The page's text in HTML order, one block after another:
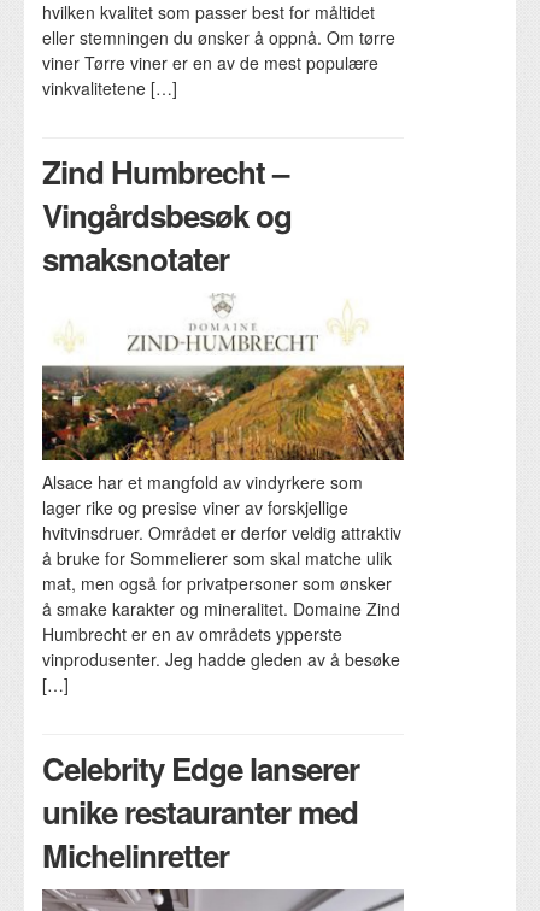
hvilken kvalitet som passer best for måltidet
eller stemningen du ønsker å oppnå. Om tørre
viner Tørre viner er en av de mest populære
vinkvalitetene […]
Zind Humbrecht –
Vingårdsbesøk og
smaksnotater
Alsace har et mangfold av vindyrkere som
lager rike og presise viner av forskjellige
hvitvinsdruer. Området er derfor veldig attraktiv
å bruke for Sommelierer som skal matche ulik
mat, men også for privatpersoner som ønsker
å smake karakter og mineralitet. Domaine Zind
Humbrecht er en av områdets ypperste
vinprodusenter. Jeg hadde gleden av å besøke
[…]
Celebrity Edge lanserer
unike restauranter med
Michelinretter